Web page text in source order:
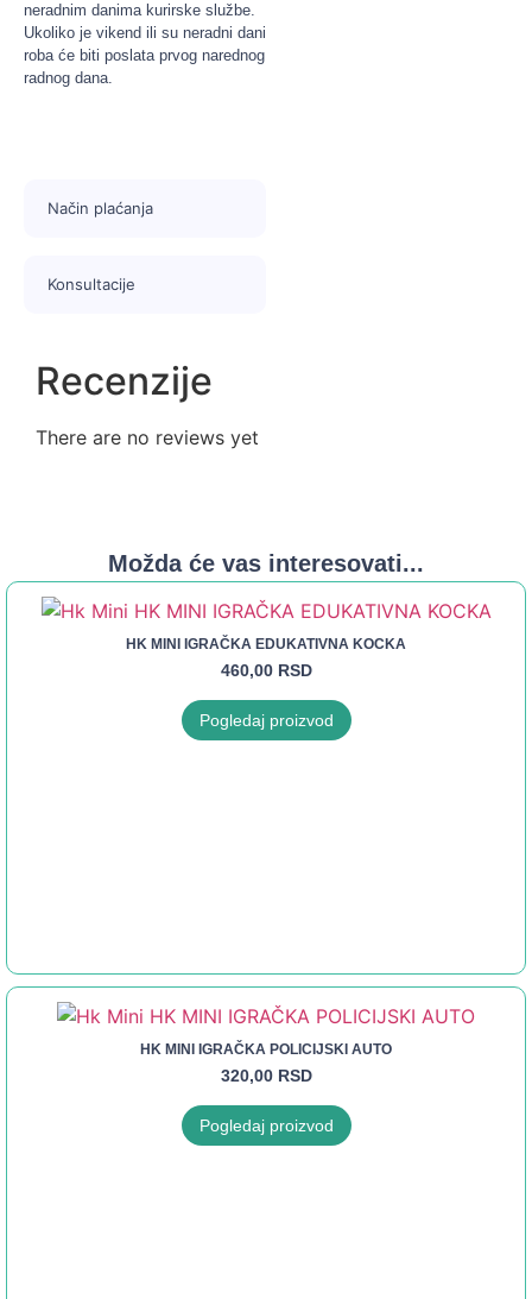
neradnim danima kurirske službe.
Ukoliko je vikend ili su neradni dani
roba će biti poslata prvog narednog
radnog dana.
Način plaćanja
Konsultacije
Recenzije
There are no reviews yet
Možda će vas interesovati...
HK MINI IGRAČKA EDUKATIVNA KOCKA
460,00 RSD
Pogledaj proizvod
HK MINI IGRAČKA POLICIJSKI AUTO
320,00 RSD
Pogledaj proizvod